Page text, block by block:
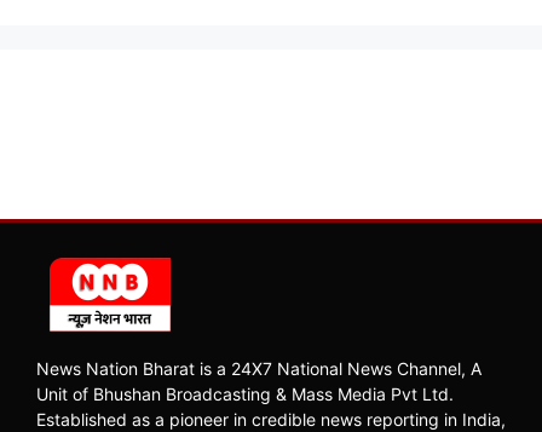
News Nation Bharat is a 24X7 National News Channel, A
Unit of Bhushan Broadcasting & Mass Media Pvt Ltd.
Established as a pioneer in credible news reporting in India,